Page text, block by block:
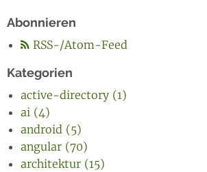
Abonnieren
RSS-/Atom-Feed
Kategorien
active-directory (1)
ai (4)
android (5)
angular (70)
architektur (15)